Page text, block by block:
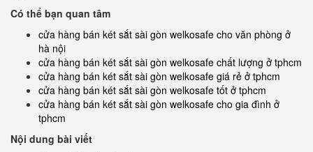
Có thể bạn quan tâm
cửa hàng bán két sắt sài gòn welkosafe cho văn phòng ở
hà nội
cửa hàng bán két sắt sài gòn welkosafe chất lượng ở tphcm
cửa hàng bán két sắt sài gòn welkosafe giá rẻ ở tphcm
cửa hàng bán két sắt sài gòn welkosafe tốt ở tphcm
cửa hàng bán két sắt sài gòn welkosafe cho gia đình ở
tphcm
Nội dung bài viết